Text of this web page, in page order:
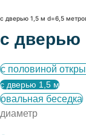
с дверью 1,5 м d=6,5
с дверью
с половиной
с дверью 1,5 м
овальная беседка
диаметр